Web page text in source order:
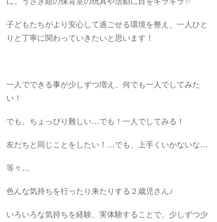
子どもたちがより安心して過ごせる環境を整え、一人ひと
りと丁寧に関わっていきたいと思います！
一人でできる事が少しずつ増え、何でも一人でしてみた
い！
でも、ちょっぴり難しい…でも！一人でしてみる！
友だちと同じことをしたい！…でも、上手くいかないな…
等々…
色んな気持ちを行ったり来たりする２歳児さん♪
いろいろな気持ちを経験、実体験することで、少しずつ少